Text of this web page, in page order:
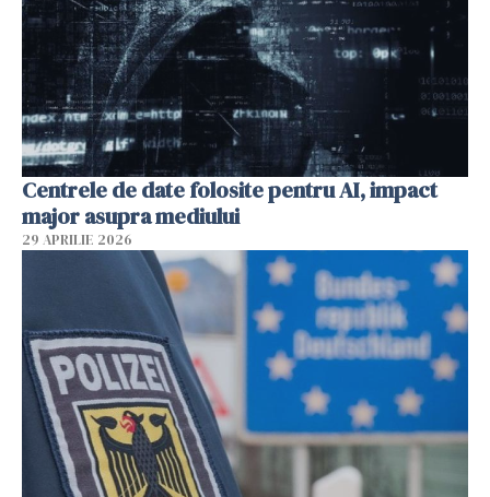
Centrele de date folosite pentru AI, impact
major asupra mediului
29 APRILIE 2026